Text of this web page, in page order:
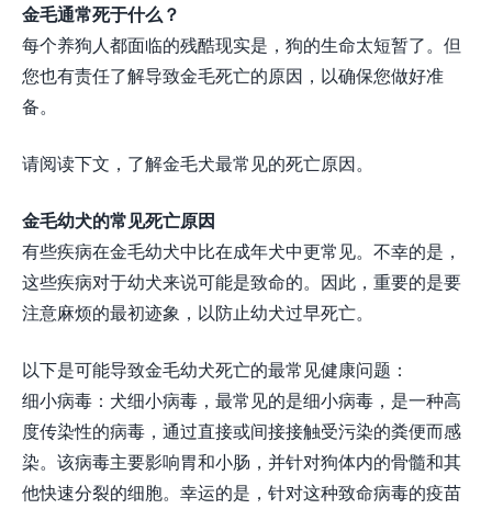
金毛通常死于什么？
每个养狗人都面临的残酷现实是，狗的生命太短暂了。但
您也有责任了解导致金毛死亡的原因，以确保您做好准
备。
请阅读下文，了解金毛犬最常见的死亡原因。
金毛幼犬的常见死亡原因
有些疾病在金毛幼犬中比在成年犬中更常见。不幸的是，
这些疾病对于幼犬来说可能是致命的。因此，重要的是要
注意麻烦的最初迹象，以防止幼犬过早死亡。
以下是可能导致金毛幼犬死亡的最常见健康问题：
细小病毒：犬细小病毒，最常见的是细小病毒，是一种高
度传染性的病毒，通过直接或间接接触受污染的粪便而感
染。该病毒主要影响胃和小肠，并针对狗体内的骨髓和其
他快速分裂的细胞。幸运的是，针对这种致命病毒的疫苗